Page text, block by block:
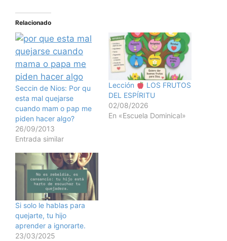
Relacionado
Seccin de Nios: Por qu
esta mal quejarse
cuando mam o pap me
piden hacer algo?
26/09/2013
Entrada similar
Lección
LOS FRUTOS
DEL ESPÍRITU
02/08/2026
En «Escuela Dominical»
Si solo le hablas para
quejarte, tu hijo
aprender a ignorarte.
23/03/2025